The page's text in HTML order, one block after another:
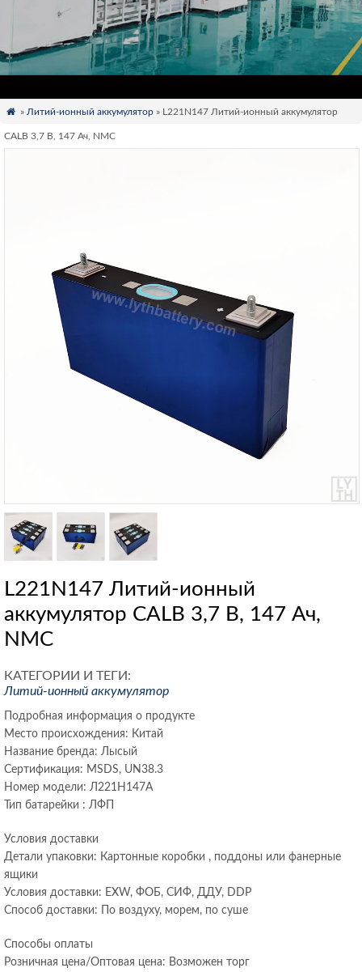
 » Литий-ионный аккумулятор» L221N147 Литий-ионный аккумулятор
CALB 3,7 В, 147 Ач, NMC
L221N147 Литий-ионный
аккумулятор CALB 3,7 В, 147 Ач,
NMC
КАТЕГОРИИ И ТЕГИ:
Литий-ионный аккумулятор
Подробная информация о продукте
Место происхождения: Китай
Название бренда: Лысый
Сертификация: MSDS, UN38.3
Номер модели: Л221Н147А
Тип батарейки : ЛФП
Условия доставки
Детали упаковки: Картонные коробки , поддоны или фанерные
ящики
Условия доставки: EXW, ФОБ, СИФ, ДДУ, DDP
Способ доставки: По воздуху, морем, по суше
Способы оплаты
Розничная цена/Оптовая цена: Возможен торг